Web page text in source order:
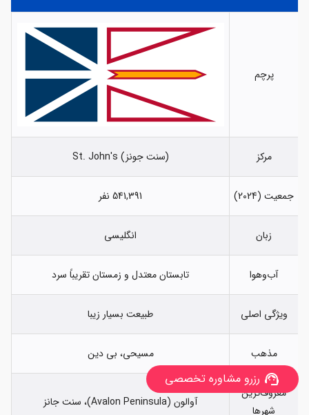
پرچم
مرکز (سنت جونز) St. John's
جمعیت (2024) 541,391 نفر
زبان انگلیسی
آب‌وهوا تابستان معتدل و زمستان تقریباً سرد
ویژگی اصلی طبیعت بسیار زیبا
مذهب مسیحی، بی دین
معروف‌ترین
شهرها
آوالون (Avalon Peninsula)، سنت جانز
support_agent رزرو مشاوره تخصصی